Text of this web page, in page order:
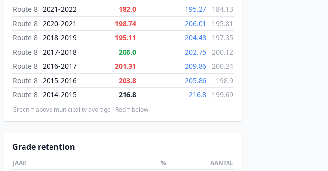
Route 8 2021-2022 182.0 195.27
184.13
Route 8 2020-2021 198.74 206.01
195.81
Route 8 2018-2019 195.11 204.48
197.35
Route 8 2017-2018 206.0 202.75 200.12
Route 8 2016-2017 201.31 209.86 200.24
Route 8 2015-2016 203.8 205.86
198.9
Route 8 2014-2015 216.8 216.8 199.69
Green = above municipality average · Red = below
Grade retention
JAAR % AANTAL